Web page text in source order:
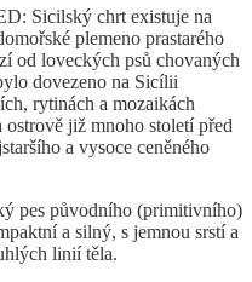
Sicilský chrt existuje na
plemeno prastarého
od loveckých psů chovaných
dovezeno na Sicílii
rytinách a mozaikách
již mnoho století před
a vysoce ceněného
pes původního (primitivního)
a silný, s jemnou srstí a
linií těla.